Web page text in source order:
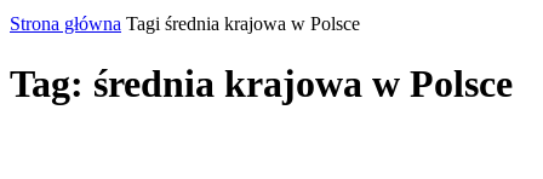
Strona główna Tagi średnia krajowa w Polsce
Tag: średnia krajowa w Polsce